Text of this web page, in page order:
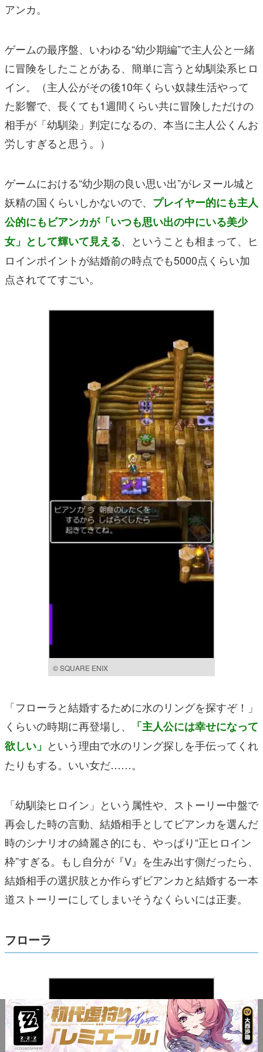
アンカ。
ゲームの最序盤、いわゆる“幼少期編”で主人公と一緒
に冒険をしたことがある、簡単に言うと幼馴染系ヒロ
イン。（主人公がその後10年くらい奴隷生活やって
た影響で、長くても1週間くらい共に冒険しただけの
相手が「幼馴染」判定になるの、本当に主人公くんお
労しすぎると思う。）
ゲームにおける“幼少期の良い思い出”がレヌール城と
妖精の国くらいしかないので、 プレイヤー的にも主人
公的にもビアンカが「いつも思い出の中にいる美少
女」として輝いて見える、ということも相まって、ヒ
ロインポイントが結婚前の時点でも5000点くらい加
点されててすごい。
© SQUARE ENIX
「フローラと結婚するために水のリングを探すぞ！」
くらいの時期に再登場し、
「主人公には幸せになって
欲しい」 という理由で水のリング探しを手伝ってくれ
たりもする。いい女だ……。
「幼馴染ヒロイン」という属性や、ストーリー中盤で
再会した時の言動、結婚相手としてビアンカを選んだ
時のシナリオの綺麗さ的にも、やっぱり“正ヒロイン
枠”すぎる。もし自分が『V』を生み出す側だったら、
結婚相手の選択肢とか作らずビアンカと結婚する一本
道ストーリーにしてしまいそうなくらいには正妻。
フローラ